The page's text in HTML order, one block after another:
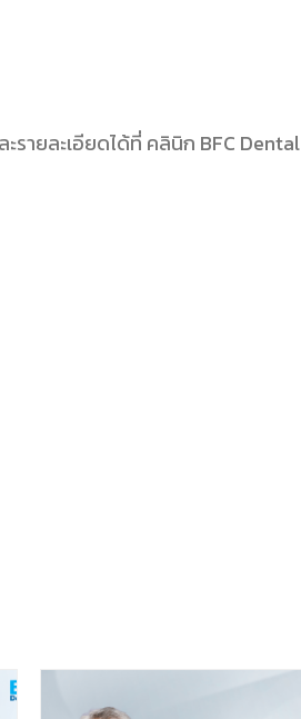
รายละเอียดได้ที่ คลินิก BFC Dental